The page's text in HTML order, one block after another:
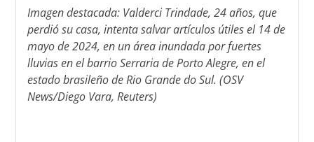
Imagen destacada: Valderci Trindade, 24 años, que
perdió su casa, intenta salvar artículos útiles el 14 de
mayo de 2024, en un área inundada por fuertes
lluvias en el barrio Serraria de Porto Alegre, en el
estado brasileño de Rio Grande do Sul. (OSV
News/Diego Vara, Reuters)